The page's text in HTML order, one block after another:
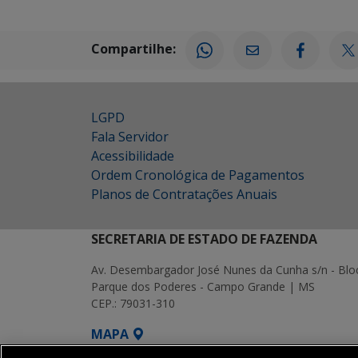
Compartilhe:
LGPD
Fala Servidor
Acessibilidade
Ordem Cronológica de Pagamentos
Planos de Contratações Anuais
SECRETARIA DE ESTADO DE FAZENDA
Av. Desembargador José Nunes da Cunha s/n -
Parque dos Poderes - Campo Grande | MS
CEP.: 79031-310
MAPA